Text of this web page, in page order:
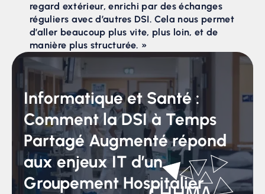
regard extérieur, enrichi par des échanges
réguliers avec d’autres DSI. Cela nous permet
d’aller beaucoup plus vite, plus loin, et de
manière plus structurée. »
Informatique et Santé :
Comment la DSI à Temps
Partagé Augmenté répond
aux enjeux IT d’un
Groupement Hospitalier